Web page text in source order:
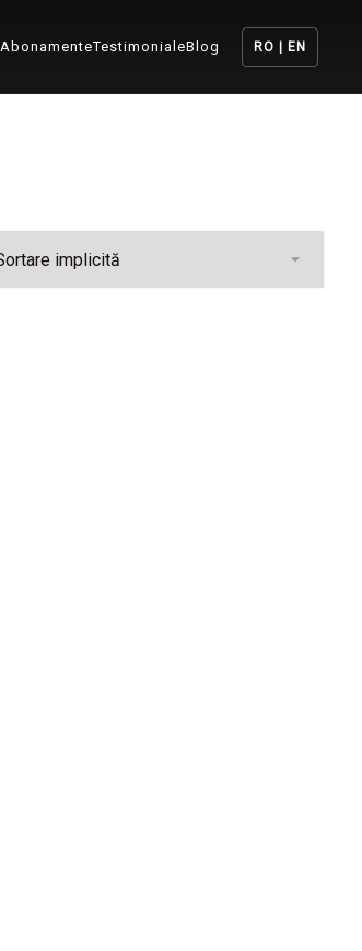
AbonamenteTestimonialeBlog RO | EN